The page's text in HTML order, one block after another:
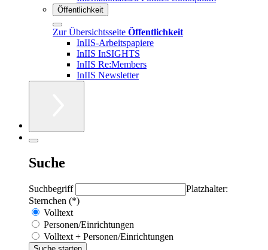
Öffentlichkeit
Zur Übersichtsseite Öffentlichkeit
InIIS-Arbeitspapiere
InIIS InSIGHTS
InIIS Re:Members
InIIS Newsletter
Suche
Suchbegriff
Platzhalter:
Sternchen (*)
Volltext
Personen/Einrichtungen
Volltext + Personen/Einrichtungen